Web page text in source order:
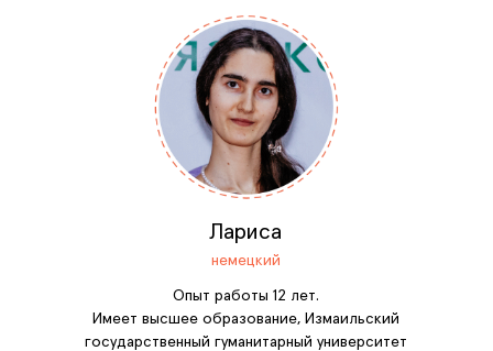
Опыт работы 12 лет.
Имеет высшее образование, Измаильский
государственный гуманитарный университет
Лариса
немецкий